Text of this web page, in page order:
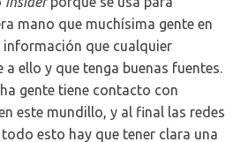
mano que muchísima gente en
que cualquier
ello y que tenga buenas fuentes.
gente tiene contacto con
este mundillo, y al final las redes
esto hay que tener clara una